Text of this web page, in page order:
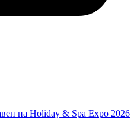
на Holiday & Spa Expo 2026